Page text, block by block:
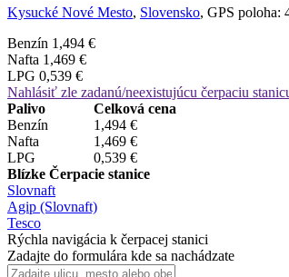
Kysucké Nové Mesto, Slovensko, GPS poloha:
Benzín 1,494 €
Nafta 1,469 €
LPG 0,539 €
Nahlásiť zle zadanú/neexistujúcu čerpaciu
Palivo
Celková cena
Benzín
1,494 €
Nafta
1,469 €
LPG
0,539 €
Blízke Čerpacie stanice
Slovnaft
Agip (Slovnaft)
Tesco
Rýchla navigácia k čerpacej stanici
Zadajte do formulára kde sa nachádzate